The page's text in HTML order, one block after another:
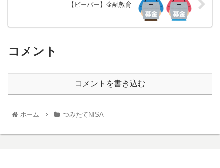
【ビーバー】金融教育
コメント
コメントを書き込む
ホーム つみたてNISA